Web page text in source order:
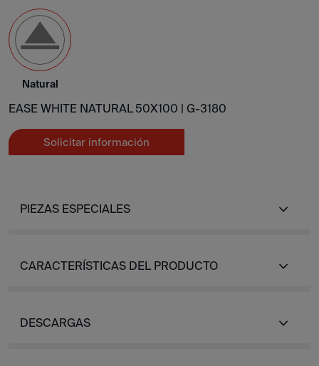
Natural
EASE WHITE NATURAL 50X100 | G-3180
Solicitar información
PIEZAS ESPECIALES
CARACTERÍSTICAS DEL PRODUCTO
DESCARGAS